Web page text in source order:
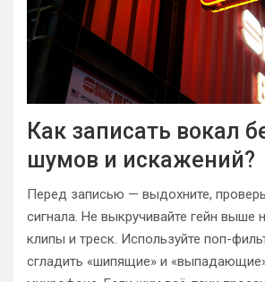
Как записать вокал
шумов и искажений?
Перед записью — выдохните,
сигнала. Не выкручивайте гейн выше
клипы и треск. Используйте поп-
сгладить «шипящие» и